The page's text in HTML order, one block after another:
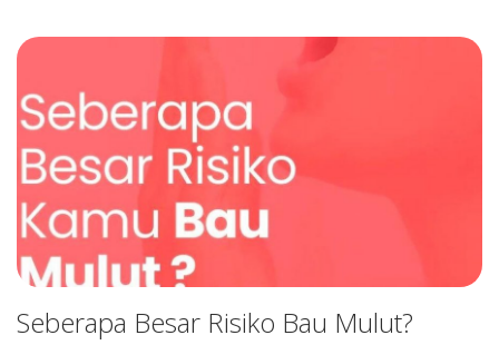
Seberapa Besar Risiko Bau Mulut?